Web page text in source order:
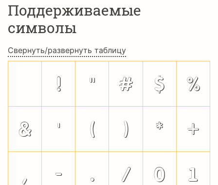
Поддерживаемые
символы
Свернуть/развернуть таблицу
! " # $ %
& ' ( ) * +
, - . / 0 1